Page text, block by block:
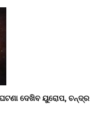
ଦେଖିବ ୟୁରୋପ, ଚନ୍ଦ୍ର